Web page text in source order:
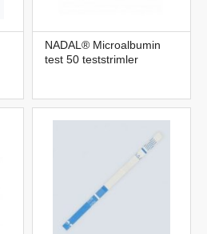
NADAL® Microalbumin
test 50 teststrimler